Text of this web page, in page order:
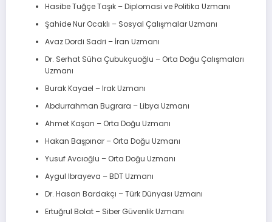
Hasibe Tuğçe Taşık – Diplomasi ve Politika Uzmanı
Şahide Nur Ocaklı – Sosyal Çalışmalar Uzmanı
Avaz Dordi Sadri – İran Uzmanı
Dr. Serhat Süha Çubukçuoğlu – Orta Doğu Çalışmaları
Uzmanı
Burak Kayael – Irak Uzmanı
Abdurrahman Bugrara – Libya Uzmanı
Ahmet Kaşan – Orta Doğu Uzmanı
Hakan Başpınar – Orta Doğu Uzmanı
Yusuf Avcıoğlu – Orta Doğu Uzmanı
Aygul Ibrayeva – BDT Uzmanı
Dr. Hasan Bardakçı – Türk Dünyası Uzmanı
Ertuğrul Bolat – Siber Güvenlik Uzmanı